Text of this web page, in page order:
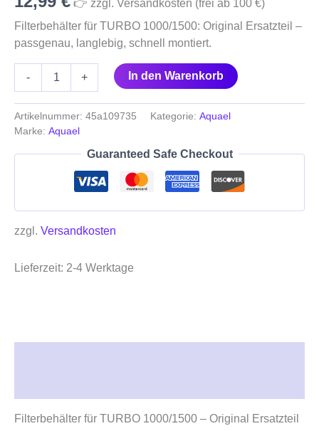
👉 zzgl. Versandkosten (frei ab 100 €)
Filterbehälter für TURBO 1000/1500: Original Ersatzteil –
passgenau, langlebig, schnell montiert.
- + In den Warenkorb
Artikelnummer: 45a109735 Kategorie: Aquael
Marke: Aquael
Guaranteed Safe Checkout
zzgl. Versandkosten
Lieferzeit: 2-4 Werktage
Filterbehälter für TURBO 1000/1500 – Original Ersatzteil